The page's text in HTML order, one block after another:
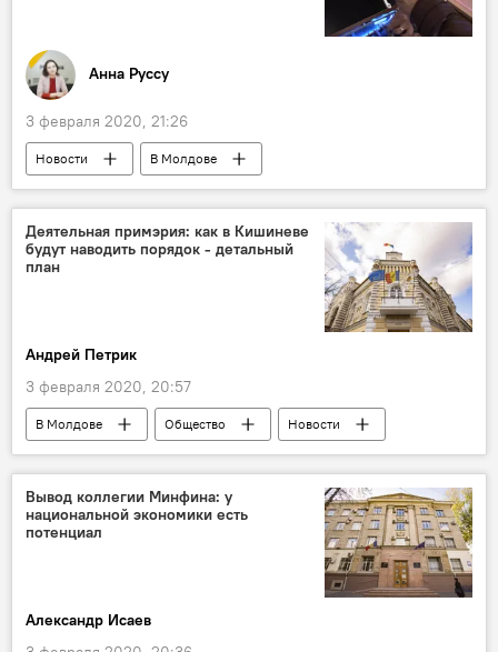
Анна Руссу
3 февраля 2020, 21:26
Новости
В Молдове
Наука и технологии
Деятельная примэрия: как в Кишиневе
будут наводить порядок - детальный
план
Андрей Петрик
3 февраля 2020, 20:57
В Молдове Общество
Новости
Ион Чебан
направление
примэрия
примэрия Кишинева
Вывод коллегии Минфина: у
национальной экономики есть
потенциал
Александр Исаев